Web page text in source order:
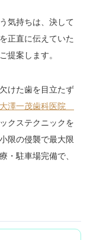
気持ちは、決して
正直に伝えていた
提案します。
けた歯を目立たず
大澤一茂歯科医院
クステクニックを
限の侵襲で最大限
・駐車場完備で、